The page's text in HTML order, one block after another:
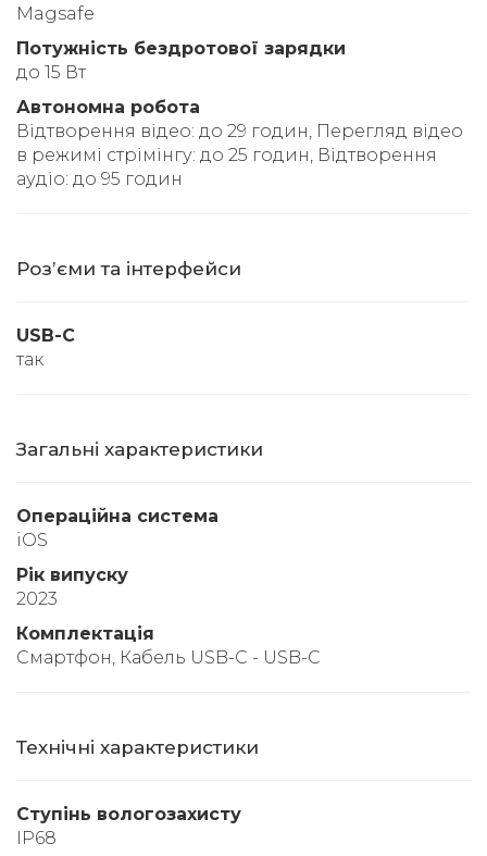
Magsafe
Потужність бездротової зарядки
до 15 Вт
Автономна робота
Відтворення відео: до 29 годин, Перегляд відео
в режимі стрімінгу: до 25 годин, Відтворення
аудіо: до 95 годин
Розʼєми та інтерфейси
USB-C
так
Загальні характеристики
Операційна система
iOS
Рік випуску
2023
Комплектація
Смартфон, Кабель USB-C - USB-C
Технічні характеристики
Ступінь вологозахисту
IP68